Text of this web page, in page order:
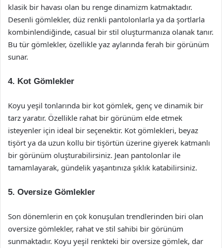
klasik bir havası olan bu renge dinamizm katmaktadır.
Desenli gömlekler, düz renkli pantolonlarla ya da şortlarla
kombinlendiğinde, casual bir stil oluşturmanıza olanak tanır.
Bu tür gömlekler, özellikle yaz aylarında ferah bir görünüm
sunar.
4. Kot Gömlekler
Koyu yeşil tonlarında bir kot gömlek, genç ve dinamik bir
tarz yaratır. Özellikle rahat bir görünüm elde etmek
isteyenler için ideal bir seçenektir. Kot gömlekleri, beyaz
tişört ya da uzun kollu bir tişörtün üzerine giyerek katmanlı
bir görünüm oluşturabilirsiniz. Jean pantolonlar ile
tamamlayarak, gündelik yaşantınıza şıklık katabilirsiniz.
5. Oversize Gömlekler
Son dönemlerin en çok konuşulan trendlerinden biri olan
oversize gömlekler, rahat ve stil sahibi bir görünüm
sunmaktadır. Koyu yeşil renkteki bir oversize gömlek, dar